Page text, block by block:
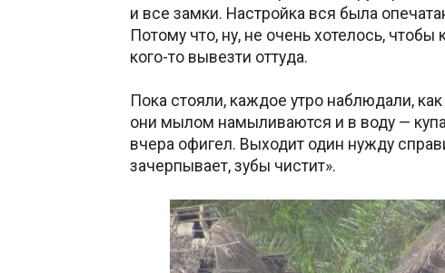
и все замки. Настройка вся была
Потому что, ну, не очень хотелось,
кого-то вывезти оттуда.
Пока стояли, каждое утро наблюдали,
они мылом намыливаются и в воду —
вчера офигел. Выходит один нужду
зачерпывает, зубы чистит».